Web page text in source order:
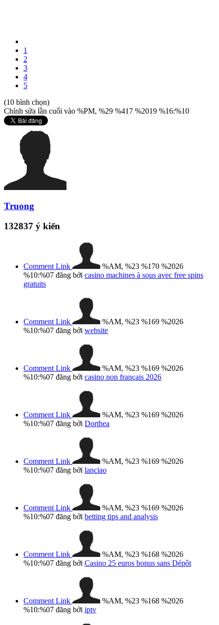
1
2
3
4
5
(10 bình chọn)
Chỉnh sửa lần cuối vào %PM, %29 %417 %2019 %16:%10
Truong
132837 ý kiến
Comment Link
%AM, %23 %170 %2026
%10:%07 đăng bởi casino machines à sous avec free spins
gratuits
Comment Link
%AM, %23 %169 %2026
%10:%07 đăng bởi website
Comment Link
%AM, %23 %169 %2026
%10:%07 đăng bởi casino non français 2026
Comment Link
%AM, %23 %169 %2026
%10:%07 đăng bởi Dorthea
Comment Link
%AM, %23 %169 %2026
%10:%07 đăng bởi lanciao
Comment Link
%AM, %23 %169 %2026
%10:%07 đăng bởi betting tips and analysis
Comment Link
%AM, %23 %168 %2026
%10:%07 đăng bởi Casino 25 euros bonus sans Dépôt
Comment Link
%AM, %23 %168 %2026
%10:%07 đăng bởi iptv